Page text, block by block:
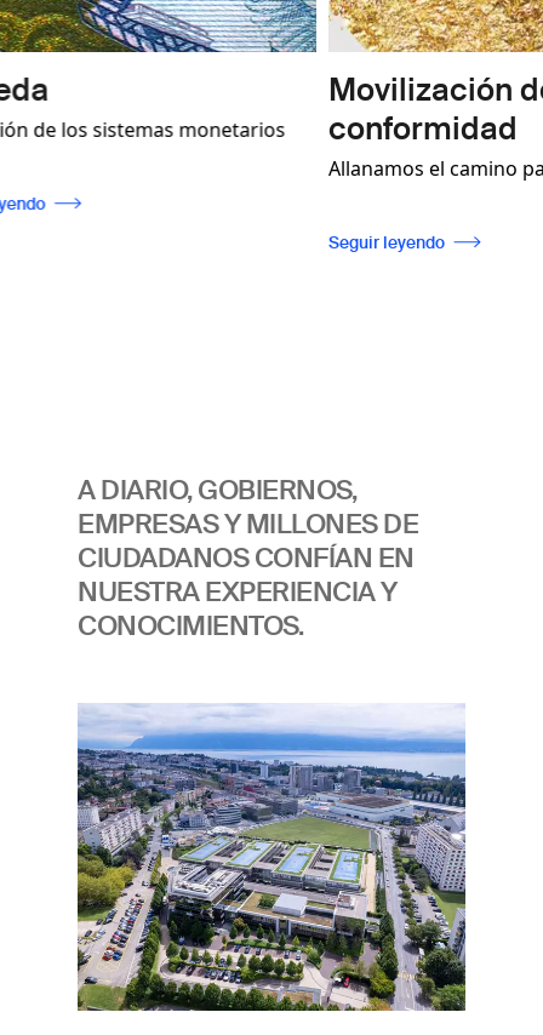
monetarios
servicios no
Movilización de Ingresos
conformidad
Allanamos el camino para una
cumplimiento de las normas
A DIARIO, GOBIERNOS,
EMPRESAS Y MILLONES DE
CIUDADANOS CONFÍAN EN
NUESTRA EXPERIENCIA Y
CONOCIMIENTOS.
Imagen